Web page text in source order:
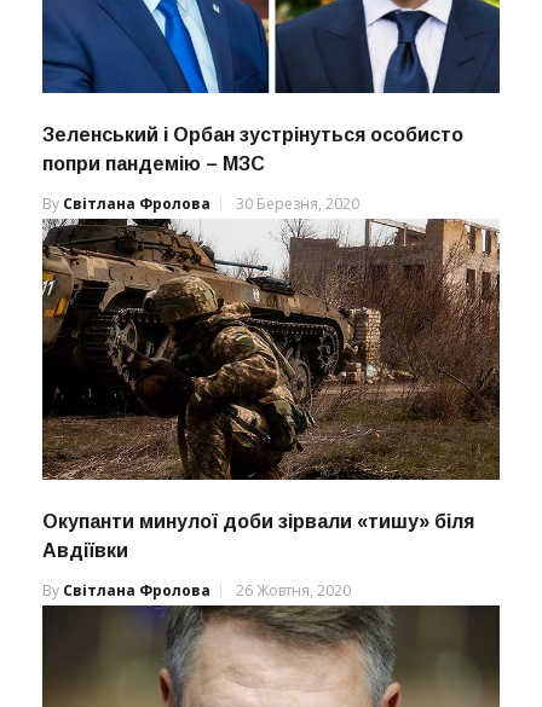
Зеленський і Орбан зустрінуться особисто
попри пандемію – МЗС
By Світлана Фролова 30 Березня, 2020
Окупанти минулої доби зірвали «тишу» біля
Авдіївки
By Світлана Фролова 26 Жовтня, 2020